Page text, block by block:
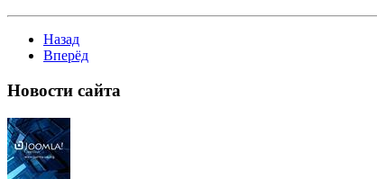
Назад
Вперёд
Новости сайта